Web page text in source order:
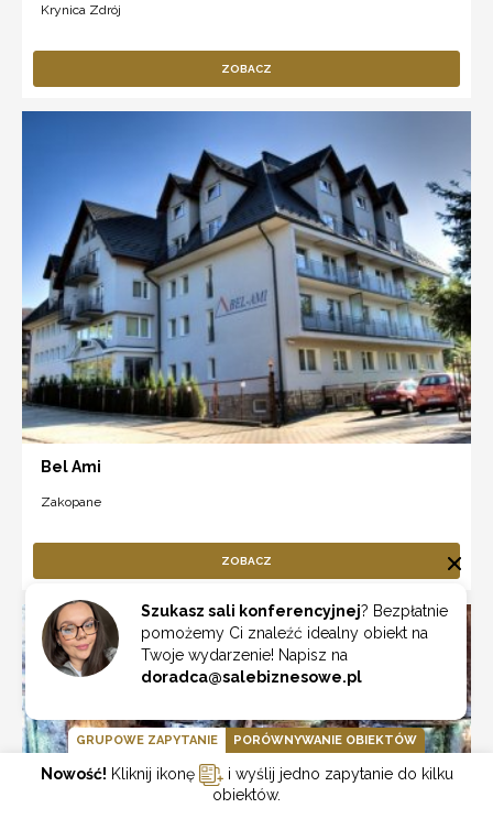
Krynica Zdrój
ZOBACZ
Bel Ami
Zakopane
ZOBACZ
Szukasz sali konferencyjnej? Bezpłatnie
pomożemy Ci znaleźć idealny obiekt na
Twoje wydarzenie! Napisz na
doradca@salebiznesowe.pl
GRUPOWE ZAPYTANIE PORÓWNYWANIE OBIEKTÓW
Nowość! Kliknij ikonę
i wyślij jedno zapytanie do kilku
obiektów.